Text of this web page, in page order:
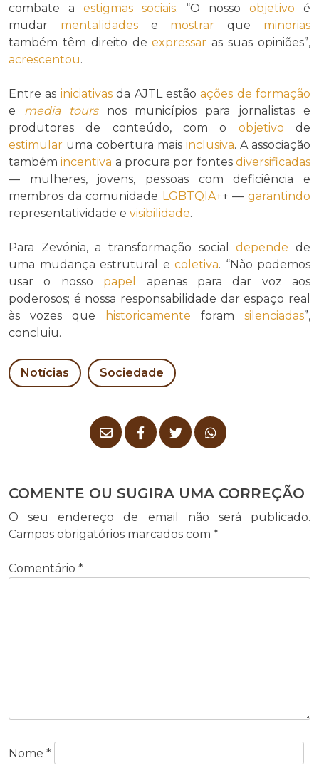
combate a estigmas sociais. “O nossoobjetivo é
mudar mentalidadese mostrar que minorias
também têm direito deexpressar as suas opiniões”,
acrescentou.
Entre as iniciativasda AJTL estãoações de formação
e media toursnos municípios para jornalistas e
produtores de conteúdo, com o objetivo de
estimular uma cobertura mais inclusiva. A associação
tambémincentiva a procura por fontesdiversificadas
— mulheres, jovens, pessoas com deficiência e
membros da comunidade LGBTQIA++ —garantindo
representatividade e visibilidade.
Para Zevónia, a transformação socialdepende de
uma mudança estrutural e coletiva. “Não podemos
usar o nosso papel
apenas para dar voz aos
poderosos; é nossa responsabilidade dar espaço real
às vozes que
historicamente foram silenciadas”,
concluiu.
Notícias Sociedade
COMENTE OU SUGIRA UMA CORREÇÃO
O seu endereço de email não será publicado.
Campos obrigatórios marcados com *
Comentário *
Nome *